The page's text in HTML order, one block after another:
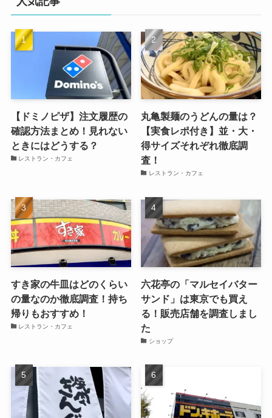
【ドミノピザ】注文履歴の
確認方法まとめ！見れない
ときにはどうする？
レストラン・カフェ
丸亀製麺のうどんの量は？
【実食レポ付き】並・大・
得サイズそれぞれ徹底調
査！
レストラン・カフェ
すき家の牛皿はどのくらい
の量なのか徹底調査！持ち
帰りもおすすめ！
レストラン・カフェ
六花亭の「マルセイバター
サンド」は東京でも買え
る！販売店舗を調査しまし
た
ショップ